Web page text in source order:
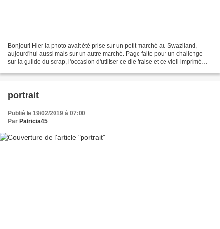
Bonjour! Hier la photo avait été prise sur un petit marché au Swaziland,
aujourd'hui aussi mais sur un autre marché. Page faite pour un challenge
sur la guilde du scrap, l'occasion d'utiliser ce die fraise et ce vieil imprimé
portrait
Publié le 19/02/2019 à 07:00
Par Patricia45